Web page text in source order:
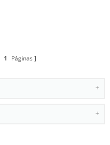
1 Páginas